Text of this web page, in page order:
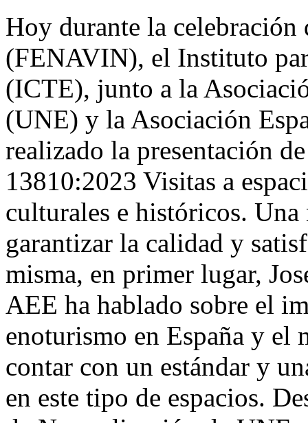
Hoy durante la
(FENAVIN), el Instituto
(ICTE), junto a la
(UNE) y la Asociación
realizado la presentación
13810:2023 Visitas a
culturales e históricos.
garantizar la calidad y
misma, en primer lugar,
AEE ha hablado sobre el
enoturismo en España y el
contar con un estándar y
en este tipo de espacios.